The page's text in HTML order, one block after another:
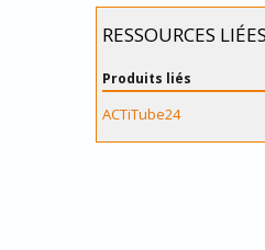
RESSOURCES LIÉES
Produits liés
ACTiTube24